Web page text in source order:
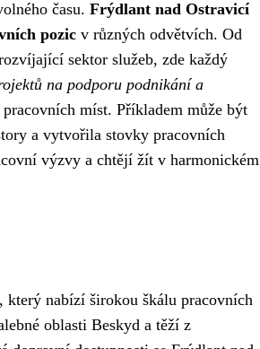
času. Frýdlant nad Ostravicí
pozic v různých odvětvích. Od
sektor služeb, zde každý
na podporu podnikání a
míst. Příkladem může být
a vytvořila stovky pracovních
výzvy a chtějí žít v harmonickém
nabízí širokou škálu pracovních
oblasti Beskyd a těží z